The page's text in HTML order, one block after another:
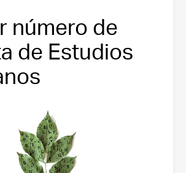
número de
de Estudios